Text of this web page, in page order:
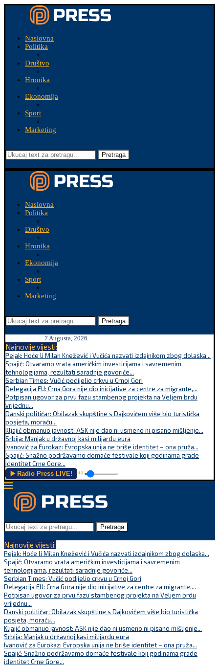
Naslovna
Politika
Društvo
Hronika
Ekonomija
Sport
Marketing
Pretraga
Naslovna
Politika
Društvo
Hronika
Ekonomija
Sport
Marketing
Pretraga
7 Augusta, 2026
Najnovije vijesti:
Pejak: Hoće li Milan Knežević i Vučića nazvati izdajnikom zbog dolaska...
Spajić: Otvaramo vrata američkim investicijama i savremenim
tehnologijama, rezultati saradnje govoriće...
Serbian Times: Vučić podijelio crkvu u Crnoj Gori
Delegacija EU: Crna Gora nije dio inicijative za centre za migrante,...
Potpisan ugovor za prvu fazu stambenog projekta na Veljem brdu
vrijednu...
Danski političar: Obilazak skupštine s Dajkovićem više bio turistička
posjeta, moraću...
Kljajić obmanuo javnost: ASK nije dao ni usmeno ni pisano mišljenje...
Srbija: Manjak u državnoj kasi milijardu eura
Ivanović za Eurokaz: Evropska unija ne briše identitet – ona pruža...
Spajić: Snažno podržavamo domaće festivale koji godinama grade
identitet Crne Gore...
▶️ Radio Press LIVE! 🔊
Pretraga
Najnovije vijesti:
Pejak: Hoće li Milan Knežević i Vučića nazvati izdajnikom zbog dolaska...
Spajić: Otvaramo vrata američkim investicijama i savremenim
tehnologijama, rezultati saradnje govoriće...
Serbian Times: Vučić podijelio crkvu u Crnoj Gori
Delegacija EU: Crna Gora nije dio inicijative za centre za migrante,...
Potpisan ugovor za prvu fazu stambenog projekta na Veljem brdu
vrijednu...
Danski političar: Obilazak skupštine s Dajkovićem više bio turistička
posjeta, moraću...
Kljajić obmanuo javnost: ASK nije dao ni usmeno ni pisano mišljenje...
Srbija: Manjak u državnoj kasi milijardu eura
Ivanović za Eurokaz: Evropska unija ne briše identitet – ona pruža...
Spajić: Snažno podržavamo domaće festivale koji godinama grade
identitet Crne Gore...